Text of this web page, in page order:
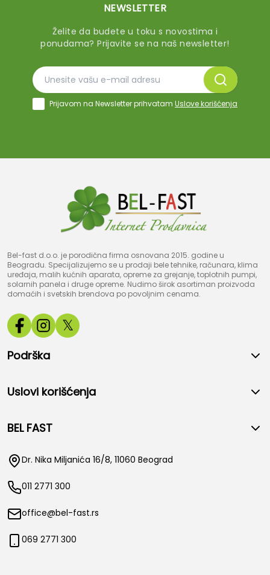
NEWSLETTER
Želite da budete u toku s novostima i
ponudama? Prijavite se na naš newsletter!
Prijavom na Newsletter prihvatam Uslove korišćenja
Bel-fast d.o.o. je porodična firma osnovana 2015. godine u
Beogradu. Specijalizujemo se u prodaji bele tehnike, računara, klima
uređaja, malih kućnih aparata, opreme za grejanje, toplotnih pumpi,
solarnih panela i druge opreme. Nudimo širok asortiman proizvoda
domaćih i svetskih brendova po povoljnim cenama.
𝕏
Podrška
Uslovi korišćenja
BEL FAST
Dr. Nika Miljanića 16/8, 11060 Beograd
011 2771 300
office@bel-fast.rs
069 2771 300